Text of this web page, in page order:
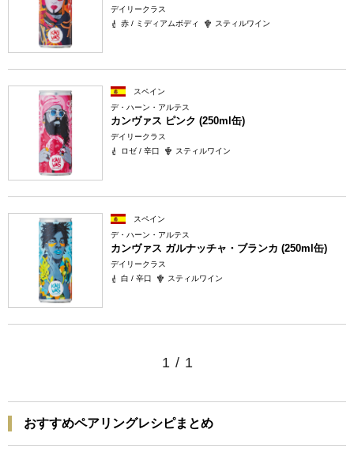
デイリークラス
赤 / ミディアムボディ
スティルワイン
スペイン
デ・ハーン・アルテス
カンヴァス ピンク (250ml缶)
デイリークラス
ロゼ / 辛口
スティルワイン
スペイン
デ・ハーン・アルテス
カンヴァス ガルナッチャ・ブランカ (250ml缶)
デイリークラス
白 / 辛口
スティルワイン
1 / 1
おすすめペアリングレシピまとめ